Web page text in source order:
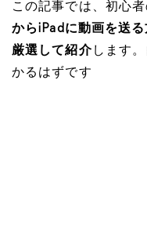
この記事では、初心
からiPadに動画を送
厳選して紹介します
かるはずです